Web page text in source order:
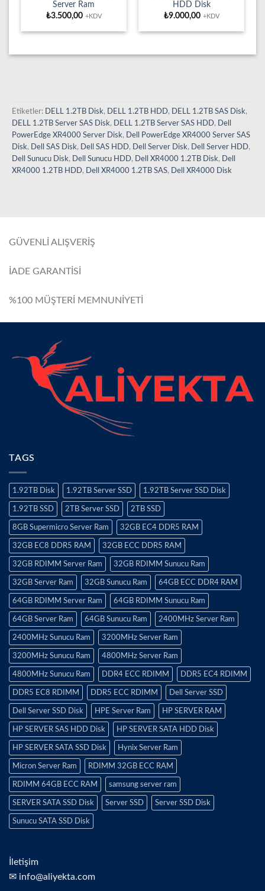
Server Ram
₺3.500,00 +KDV
HDD Disk
₺9.000,00 +KDV
Etiketler: DELL 1.2TB Disk, DELL 1.2TB HDD, DELL 1.2TB SAS Disk,
DELL 1.2TB Server SAS Disk, DELL 1.2TB Server SAS HDD,
Dell
PowerEdge XR4000 Server Disk,
Dell PowerEdge XR4000 Server SAS
Disk, Dell SAS Disk, Dell SAS HDD, Dell Server Disk, Dell Server HDD,
Dell Sunucu Disk, Dell Sunucu HDD, Dell XR4000 1.2TB Disk,
Dell
XR4000 1.2TB HDD, Dell XR4000 1.2TB SAS, Dell XR4000 Disk
GÜVENLİ ALIŞVERİŞ
İADE GARANTİSİ
%100 MÜŞTERİ MEMNUNİYETİ
TAGS
1.92TB Disk 1.92TB Server SSD 1.92TB Server SSD Disk
1.92TB SSD 2TB Server SSD 2TB SSD
8GB Supermicro Server Ram 32GB EC4 DDR5 RAM
32GB EC8 DDR5 RAM 32GB ECC DDR5 RAM
32GB RDIMM Server Ram 32GB RDIMM Sunucu Ram
32GB Server Ram 32GB Sunucu Ram 64GB ECC DDR4 RAM
64GB RDIMM Server Ram 64GB RDIMM Sunucu Ram
64GB Server Ram 64GB Sunucu Ram 2400MHz Server Ram
2400MHz Sunucu Ram 3200MHz Server Ram
3200MHz Sunucu Ram 4800MHz Server Ram
4800MHz Sunucu Ram DDR4 ECC RDIMM DDR5 EC4 RDIMM
DDR5 EC8 RDIMM DDR5 ECC RDIMM Dell Server SSD
Dell Server SSD Disk HPE Server Ram HP SERVER RAM
HP SERVER SAS HDD Disk HP SERVER SATA HDD Disk
HP SERVER SATA SSD Disk Hynix Server Ram
Micron Server Ram RDIMM 32GB ECC RAM
RDIMM 64GB ECC RAM samsung server ram
SERVER SATA SSD Disk Server SSD Server SSD Disk
Sunucu SATA SSD Disk
İletişim
✉ info@aliyekta.com